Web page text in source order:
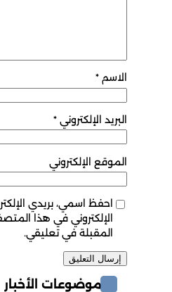
الاسم *
البريد الإلكتروني *
الموقع الإلكتروني
احفظ اسمي، بريدي
الإلكتروني في هذا
المقبلة في تعليقي.
موضوعات الأخبار